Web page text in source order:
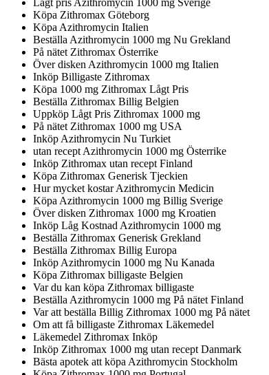
Köpa Zithromax Göteborg
Köpa Azithromycin Italien
Beställa Azithromycin 1000 mg Nu Grekland
På nätet Zithromax Österrike
Över disken Azithromycin 1000 mg Italien
Inköp Billigaste Zithromax
Köpa 1000 mg Zithromax Lågt Pris
Beställa Zithromax Billig Belgien
Uppköp Lågt Pris Zithromax 1000 mg
På nätet Zithromax 1000 mg USA
Inköp Azithromycin Nu Turkiet
utan recept Azithromycin 1000 mg Österrike
Inköp Zithromax utan recept Finland
Köpa Zithromax Generisk Tjeckien
Hur mycket kostar Azithromycin Medicin
Köpa Azithromycin 1000 mg Billig Sverige
Över disken Zithromax 1000 mg Kroatien
Inköp Låg Kostnad Azithromycin 1000 mg
Beställa Zithromax Generisk Grekland
Beställa Zithromax Billig Europa
Inköp Azithromycin 1000 mg Nu Kanada
Köpa Zithromax billigaste Belgien
Var du kan köpa Zithromax billigaste
Beställa Azithromycin 1000 mg På nätet Finland
Var att beställa Billig Zithromax 1000 mg På nätet
Om att få billigaste Zithromax Läkemedel
Läkemedel Zithromax Inköp
Inköp Zithromax 1000 mg utan recept Danmark
Bästa apotek att köpa Azithromycin Stockholm